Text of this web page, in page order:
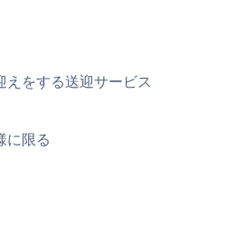
をする送迎サービス
に限る